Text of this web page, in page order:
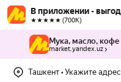
В приложении -
★★★★★ (700К)
Мука, масло,
market.yandex.uz
Ташкент • Укажите адрес